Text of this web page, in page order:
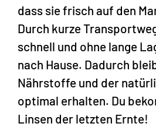
dass sie frisch auf den
Durch kurze
schnell und ohne lange
nach Hause. Dadurch
Nährstoffe und der
optimal erhalten. Du
Linsen der letzten Ernte!